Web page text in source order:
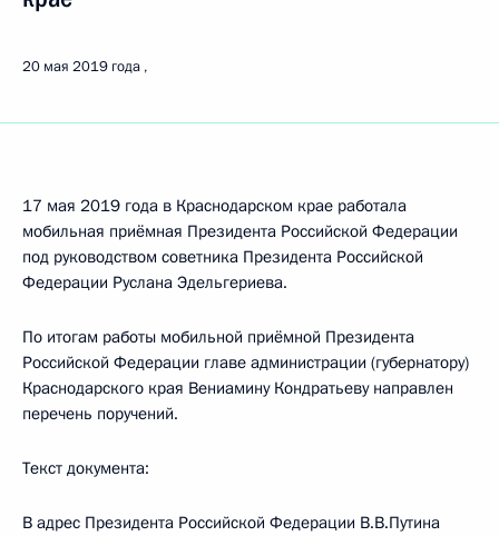
20 мая 2019 года
17 мая 2019 года в Краснодарском крае работала
мобильная приёмная Президента Российской Федерации
под руководством советника Президента Российской
Федерации Руслана Эдельгериева.
По итогам работы мобильной приёмной Президента
Российской Федерации главе администрации (губернатору)
Краснодарского края Вениамину Кондратьеву направлен
перечень поручений.
Текст документа:
В адрес Президента Российской Федерации В.В.Путина